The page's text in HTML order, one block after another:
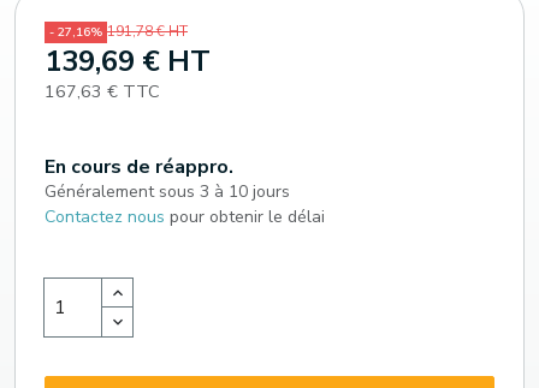
- 27,16% 191,78 € HT
139,69 € HT
167,63 € TTC
En cours de réappro.
Généralement sous 3 à 10 jours
Contactez nous pour obtenir le délai